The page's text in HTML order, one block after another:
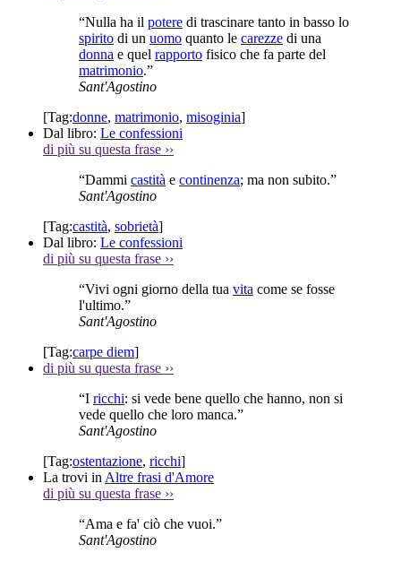
“Nulla ha il potere di trascinare tanto in basso lo
spirito di un uomo quanto le carezze di una
donna e quel rapporto fisico che fa parte del
matrimonio.”
Sant'Agostino
[Tag:donne, matrimonio, misoginia]
Dal libro: Le confessioni
di più su questa frase ››
“Dammi castità e continenza; ma non subito.”
Sant'Agostino
[Tag:castità, sobrietà]
Dal libro: Le confessioni
di più su questa frase ››
“Vivi ogni giorno della tua vita come se fosse
l'ultimo.”
Sant'Agostino
[Tag:carpe diem]
di più su questa frase ››
“I ricchi: si vede bene quello che hanno, non si
vede quello che loro manca.”
Sant'Agostino
[Tag:ostentazione, ricchi]
La trovi in Altre frasi d'Amore
di più su questa frase ››
“Ama e fa' ciò che vuoi.”
Sant'Agostino